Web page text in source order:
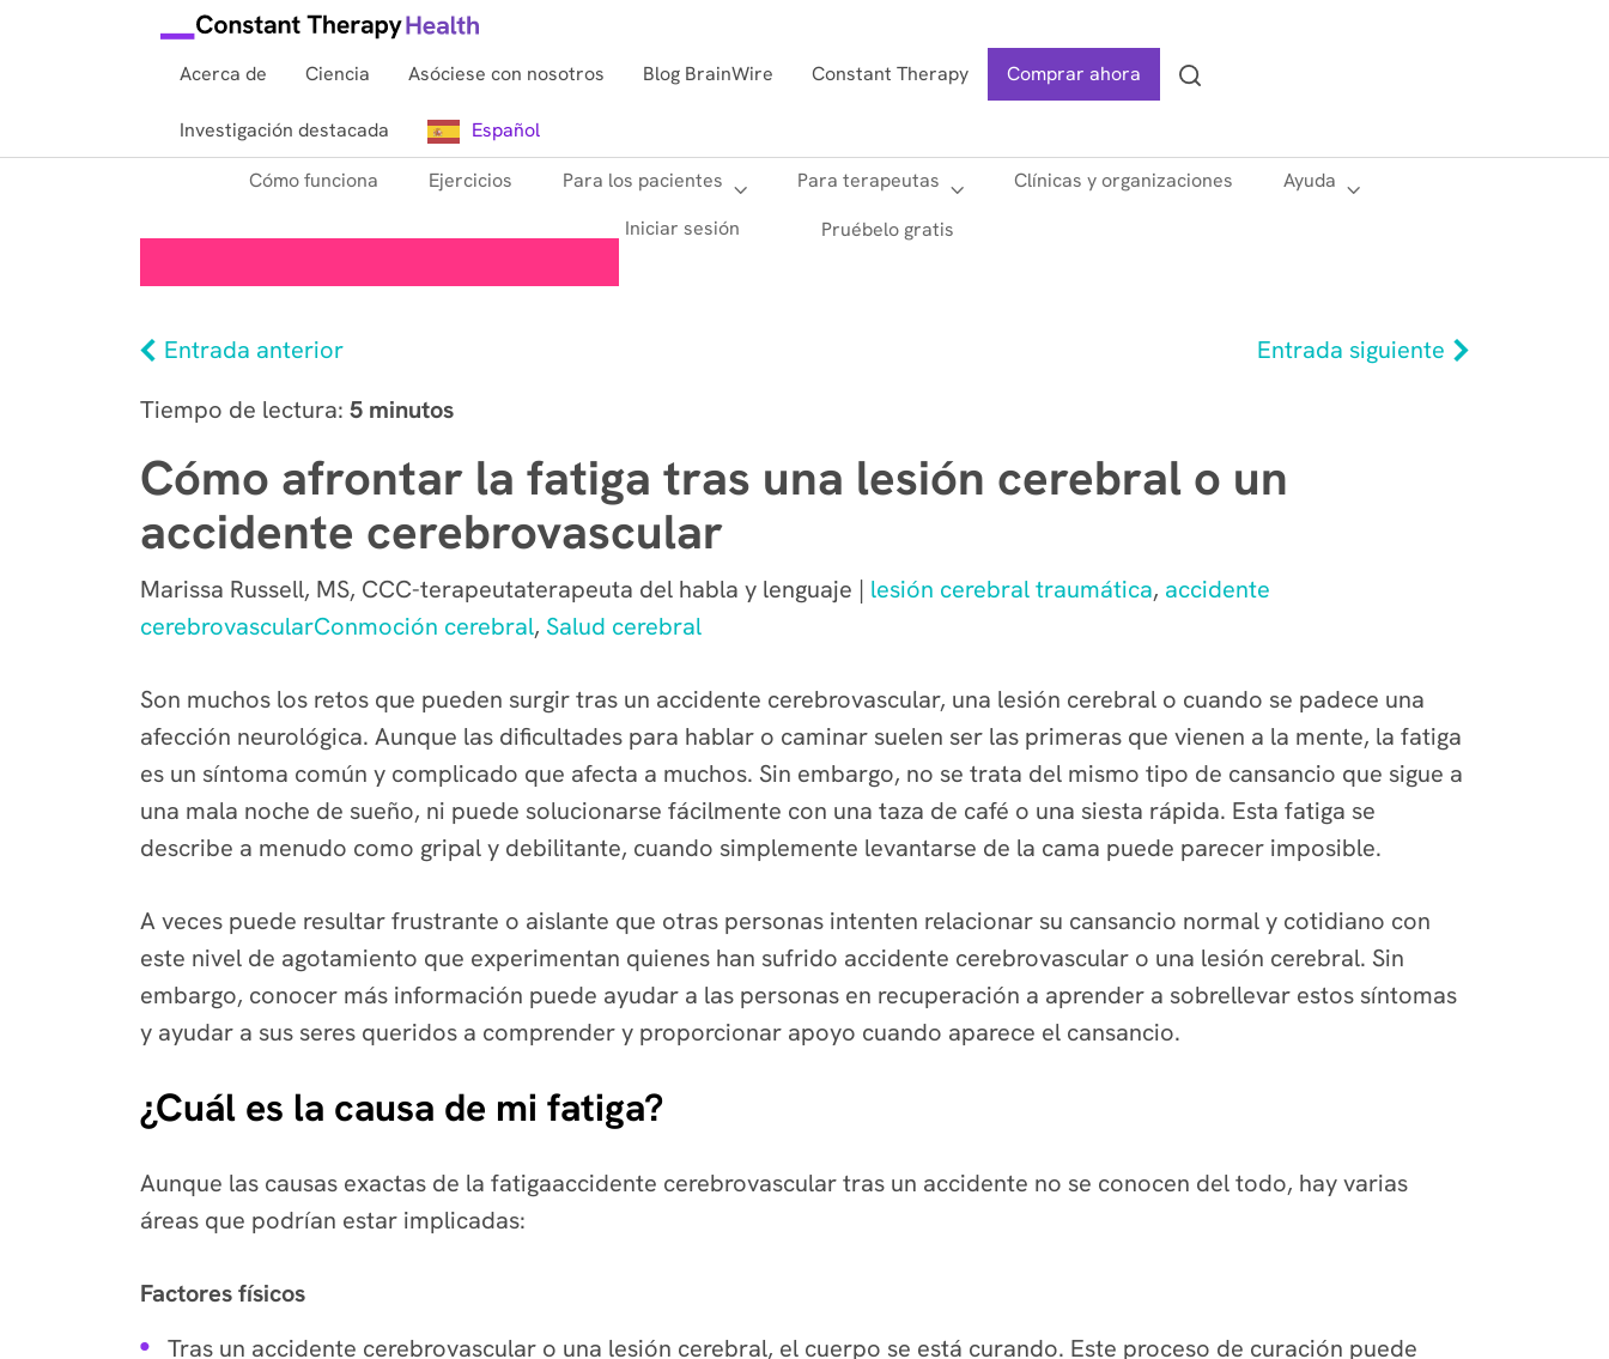
Acerca de Ciencia Asóciese con nosotros Blog BrainWire Constant Therapy Comprar ahora
Investigación destacada
Español
Cómo funciona
Ejercicios Para los pacientes Para terapeutas Clínicas y organizaciones
Ayuda
Iniciar sesión
Pruébelo gratis
Entrada anterior
Entrada siguiente
Tiempo de lectura: 5 minutos
Cómo afrontar la fatiga tras una lesión cerebral o un
accidente cerebrovascular
Marissa Russell, MS, CCC-terapeutaterapeuta del habla y lenguaje | lesión cerebral traumática, accidente
cerebrovascularConmoción cerebral, Salud cerebral
Son muchos los retos que pueden surgir tras un accidente cerebrovascular, una lesión cerebral o cuando se padece una
afección neurológica. Aunque las dificultades para hablar o caminar suelen ser las primeras que vienen a la mente, la fatiga
es un síntoma común y complicado que afecta a muchos. Sin embargo, no se trata del mismo tipo de cansancio que sigue a
una mala noche de sueño, ni puede solucionarse fácilmente con una taza de café o una siesta rápida. Esta fatiga se
describe a menudo como gripal y debilitante, cuando simplemente levantarse de la cama puede parecer imposible.
A veces puede resultar frustrante o aislante que otras personas intenten relacionar su cansancio normal y cotidiano con
este nivel de agotamiento que experimentan quienes han sufrido accidente cerebrovascular o una lesión cerebral. Sin
embargo, conocer más información puede ayudar a las personas en recuperación a aprender a sobrellevar estos síntomas
y ayudar a sus seres queridos a comprender y proporcionar apoyo cuando aparece el cansancio.
¿Cuál es la causa de mi fatiga?
Aunque las causas exactas de la fatigaaccidente cerebrovascular tras un accidente no se conocen del todo, hay varias
áreas que podrían estar implicadas:
Factores físicos
Tras un accidente cerebrovascular o una lesión cerebral, el cuerpo se está curando. Este proceso de curación puede